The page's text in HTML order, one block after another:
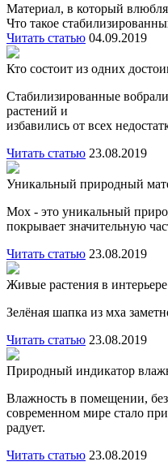
Материал, в который
Что такое
Читать статью 04.09.2019
Кто состоит из одних
Стабилизированные
растений и
избавились от всех
Читать статью 23.08.2019
Уникальный природный
Мох - это уникальный
покрывает значительную
Читать статью 23.08.2019
Живые растения в интерьере
Зелёная шапка из мха
Читать статью 23.08.2019
Природный индикатор
Влажность в помещении,
современном мире стало
радует.
Читать статью 23.08.2019